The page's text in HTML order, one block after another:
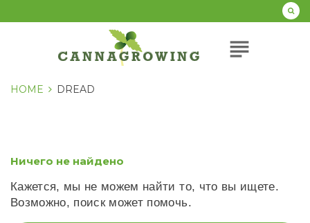
к
subject
HOME DREAD
Ничего не найдено
Кажется, мы не можем найти то, что вы ищете.
Возможно, поиск может помочь.